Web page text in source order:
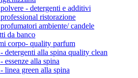
- detergenti e additivi
ristorazione
ambiente/ candele
da banco
corpo- quality parfum
detergenti alla spina quality clean
essenze alla spina
linea green alla spina